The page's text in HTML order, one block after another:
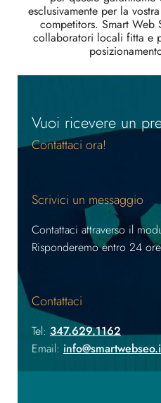
esclusivamente per la
competitors. Smart
collaboratori locali fitta e
Vuoi ricevere un
Contattaci ora!
Scrivici un messaggio
Contattaci attraverso il
Risponderemo entro 24
Contattaci
Tel: 347.629.1162
Email: